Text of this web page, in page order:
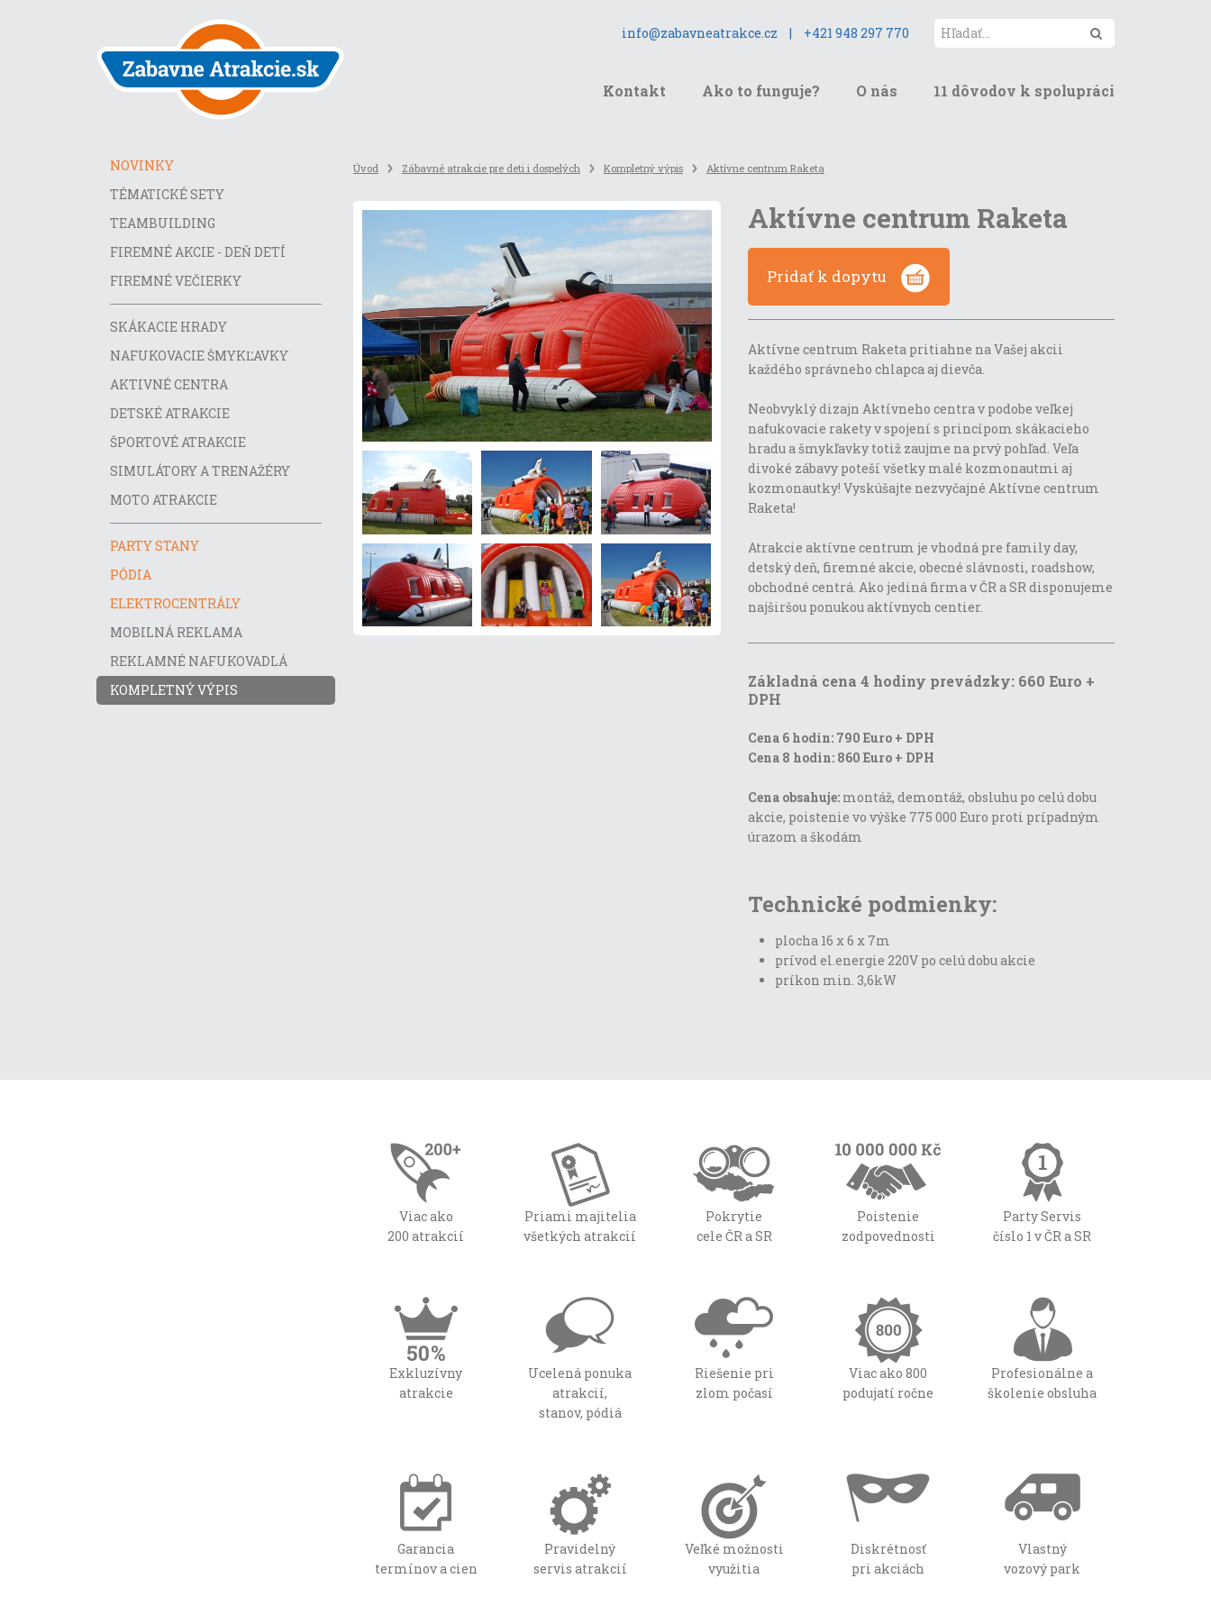
info@zabavneatrakce.cz | +421 948 297 770
Kontakt Ako to funguje? O nás 11 dôvodov k spolupráci
Úvod Zábavné atrakcie pre deti i dospelých Kompletný výpis Aktívne centrum Raketa
Aktívne centrum Raketa
Pridať k dopytu
Aktívne centrum Raketa pritiahne na Vašej akcii
každého správneho chlapca aj dievča.
Neobvyklý dizajn Aktívneho centra v podobe veľkej
nafukovacie rakety v spojení s princípom skákacieho
hradu a šmykľavky totiž zaujme na prvý pohľad. Veľa
divoké zábavy poteší všetky malé kozmonautmi aj
kozmonautky! Vyskúšajte nezvyčajné Aktívne centrum
Raketa!
Atrakcie aktívne centrum je vhodná pre family day,
detský deň, firemné akcie, obecné slávnosti, roadshow,
obchodné centrá. Ako jediná firma v ČR a SR disponujeme
najširšou ponukou aktívnych centier.
Základná cena 4 hodiny prevádzky: 660 Euro +
DPH
Cena 6 hodin: 790 Euro + DPH
Cena 8 hodin: 860 Euro + DPH
Cena obsahuje:montáž, demontáž, obsluhu po celú dobu
akcie, poistenie vo výške 775 000 Euro proti prípadným
úrazom a škodám
Technické podmienky:
plocha 16 x 6 x 7m
prívod el.energie 220V po celú dobu akcie
príkon min. 3,6kW
NOVINKY
TÉMATICKÉ SETY
TEAMBUILDING
FIREMNÉ AKCIE - DEŇ DETÍ
FIREMNÉ VEČIERKY
SKÁKACIE HRADY
NAFUKOVACIE ŠMYKĽAVKY
AKTIVNÉ CENTRA
DETSKÉ ATRAKCIE
ŠPORTOVÉ ATRAKCIE
SIMULÁTORY A TRENAŽÉRY
MOTO ATRAKCIE
PARTY STANY
PÓDIA
ELEKTROCENTRÁLY
MOBILNÁ REKLAMA
REKLAMNÉ NAFUKOVADLÁ
KOMPLETNÝ VÝPIS
Viac ako
200 atrakcií
Priami majitelia
všetkých atrakcií
Pokrytie
cele ČR a SR
Poistenie
zodpovednosti
Party Servis
číslo 1 v ČR a SR
Exkluzívny
atrakcie
Ucelená ponuka
atrakcií,
stanov, pódiá
Riešenie pri
zlom počasí
Viac ako 800
podujatí ročne
Profesionálne a
školenie obsluha
Garancia
termínov a cien
Pravidelný
servis atrakcií
Veľké možnosti
využitia
Diskrétnosť
pri akciách
Vlastný
vozový park